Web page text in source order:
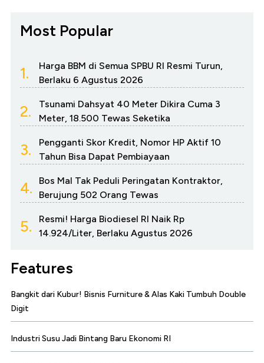
Most Popular
1.
Harga BBM di Semua SPBU RI Resmi Turun,
Berlaku 6 Agustus 2026
2.
Tsunami Dahsyat 40 Meter Dikira Cuma 3
Meter, 18.500 Tewas Seketika
3.
Pengganti Skor Kredit, Nomor HP Aktif 10
Tahun Bisa Dapat Pembiayaan
4.
Bos Mal Tak Peduli Peringatan Kontraktor,
Berujung 502 Orang Tewas
5.
Resmi! Harga Biodiesel RI Naik Rp
14.924/Liter, Berlaku Agustus 2026
Features
Bangkit dari Kubur! Bisnis Furniture & Alas Kaki Tumbuh Double
Digit
Industri Susu Jadi Bintang Baru Ekonomi RI